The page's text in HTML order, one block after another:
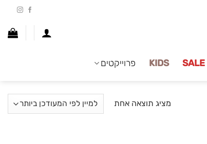
SALE
KIDS פרוייקטים
מציג תוצאה אחת